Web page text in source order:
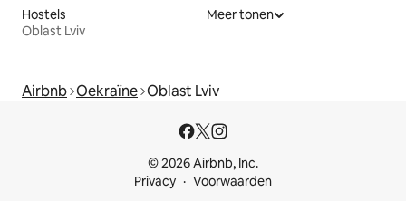
Hostels
Oblast Lviv
Meer tonen
Airbnb Oekraïne Oblast Lviv
© 2026 Airbnb, Inc.
Privacy
Voorwaarden